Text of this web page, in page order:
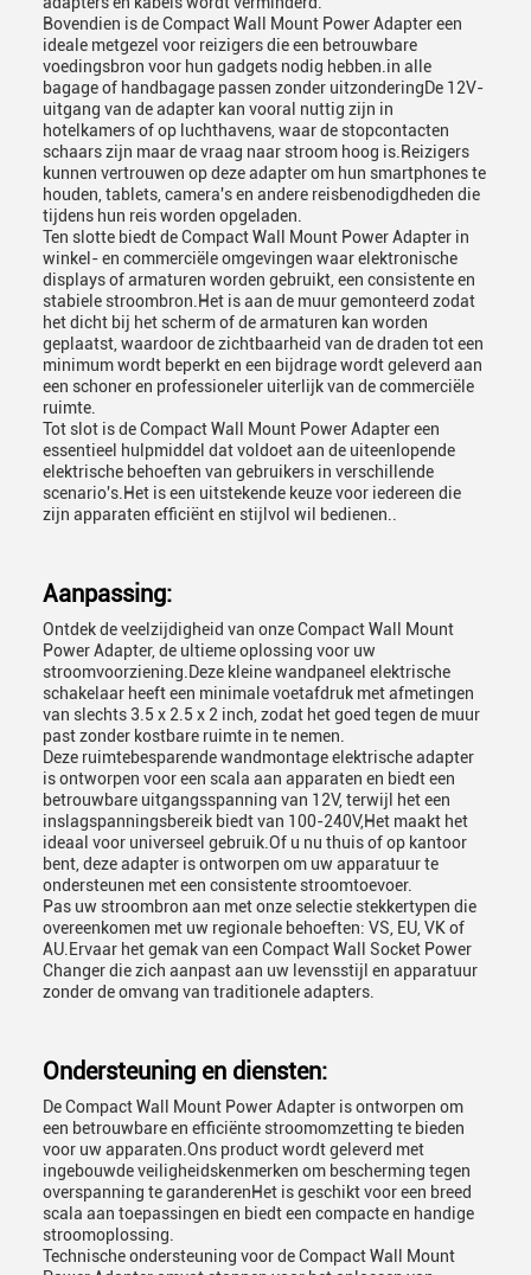
Bovendien is de Compact Wall Mount Power Adapter een
ideale metgezel voor reizigers die een betrouwbare
voedingsbron voor hun gadgets nodig hebben.in alle
bagage of handbagage passen zonder uitzonderingDe 12V-
uitgang van de adapter kan vooral nuttig zijn in
hotelkamers of op luchthavens, waar de stopcontacten
schaars zijn maar de vraag naar stroom hoog is.Reizigers
kunnen vertrouwen op deze adapter om hun smartphones te
houden, tablets, camera's en andere reisbenodigdheden die
tijdens hun reis worden opgeladen.
Ten slotte biedt de Compact Wall Mount Power Adapter in
winkel- en commerciële omgevingen waar elektronische
displays of armaturen worden gebruikt, een consistente en
stabiele stroombron.Het is aan de muur gemonteerd zodat
het dicht bij het scherm of de armaturen kan worden
geplaatst, waardoor de zichtbaarheid van de draden tot een
minimum wordt beperkt en een bijdrage wordt geleverd aan
een schoner en professioneler uiterlijk van de commerciële
ruimte.
Tot slot is de Compact Wall Mount Power Adapter een
essentieel hulpmiddel dat voldoet aan de uiteenlopende
elektrische behoeften van gebruikers in verschillende
scenario's.Het is een uitstekende keuze voor iedereen die
zijn apparaten efficiënt en stijlvol wil bedienen..
Aanpassing:
Ontdek de veelzijdigheid van onze Compact Wall Mount
Power Adapter, de ultieme oplossing voor uw
stroomvoorziening.Deze kleine wandpaneel elektrische
schakelaar heeft een minimale voetafdruk met afmetingen
van slechts 3.5 x 2.5 x 2 inch, zodat het goed tegen de muur
past zonder kostbare ruimte in te nemen.
Deze ruimtebesparende wandmontage elektrische adapter
is ontworpen voor een scala aan apparaten en biedt een
betrouwbare uitgangsspanning van 12V, terwijl het een
inslagspanningsbereik biedt van 100-240V,Het maakt het
ideaal voor universeel gebruik.Of u nu thuis of op kantoor
bent, deze adapter is ontworpen om uw apparatuur te
ondersteunen met een consistente stroomtoevoer.
Pas uw stroombron aan met onze selectie stekkertypen die
overeenkomen met uw regionale behoeften: VS, EU, VK of
AU.Ervaar het gemak van een Compact Wall Socket Power
Changer die zich aanpast aan uw levensstijl en apparatuur
zonder de omvang van traditionele adapters.
Ondersteuning en diensten:
De Compact Wall Mount Power Adapter is ontworpen om
een betrouwbare en efficiënte stroomomzetting te bieden
voor uw apparaten.Ons product wordt geleverd met
ingebouwde veiligheidskenmerken om bescherming tegen
overspanning te garanderenHet is geschikt voor een breed
scala aan toepassingen en biedt een compacte en handige
stroomoplossing.
Technische ondersteuning voor de Compact Wall Mount